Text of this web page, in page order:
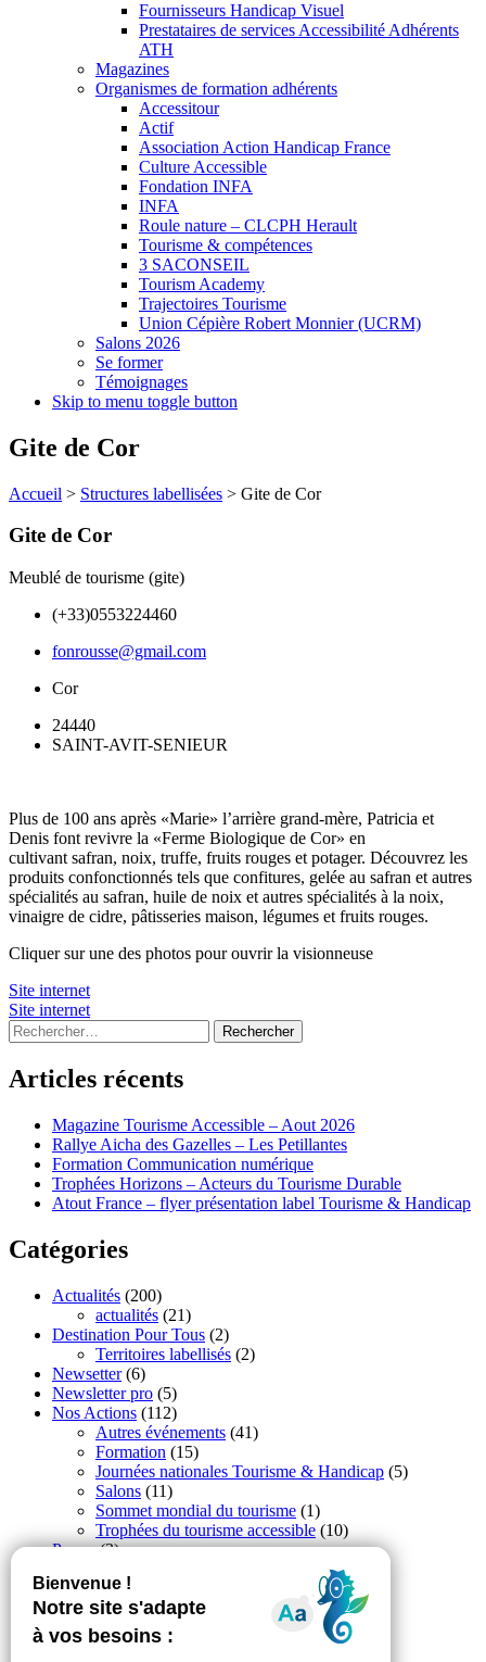
Fournisseurs Handicap Visuel
Prestataires de services Accessibilité Adhérents
ATH
Magazines
Organismes de formation adhérents
Accessitour
Actif
Association Action Handicap France
Culture Accessible
Fondation INFA
INFA
Roule nature – CLCPH Herault
Tourisme & compétences
3 SACONSEIL
Tourism Academy
Trajectoires Tourisme
Union Cépière Robert Monnier (UCRM)
Salons 2026
Se former
Témoignages
Skip to menu toggle button
Gite de Cor
Accueil > Structures labellisées > Gite de Cor
Gite de Cor
Meublé de tourisme (gite)
(+33)0553224460
fonrousse@gmail.com
Cor
24440
SAINT-AVIT-SENIEUR
Plus de 100 ans après «Marie» l’arrière grand-mère, Patricia et
Denis font revivre la «Ferme Biologique de Cor» en
cultivant safran, noix, truffe, fruits rouges et potager. Découvrez les
produits confonctionnés tels que confitures, gelée au safran et autres
spécialités au safran, huile de noix et autres spécialités à la noix,
vinaigre de cidre, pâtisseries maison, légumes et fruits rouges.
Cliquer sur une des photos pour ouvrir la visionneuse
Site internet
Site internet
Rechercher :
Articles récents
Magazine Tourisme Accessible – Aout 2026
Rallye Aicha des Gazelles – Les Petillantes
Formation Communication numérique
Trophées Horizons – Acteurs du Tourisme Durable
Atout France – flyer présentation label Tourisme & Handicap
Catégories
Actualités (200)
actualités (21)
Destination Pour Tous (2)
Territoires labellisés (2)
Newsetter(6)
Newsletter pro (5)
Nos Actions (112)
Autres événements (41)
Formation (15)
Journées nationales Tourisme & Handicap (5)
Salons (11)
Sommet mondial du tourisme (1)
Trophées du tourisme accessible (10)
Presse(3)